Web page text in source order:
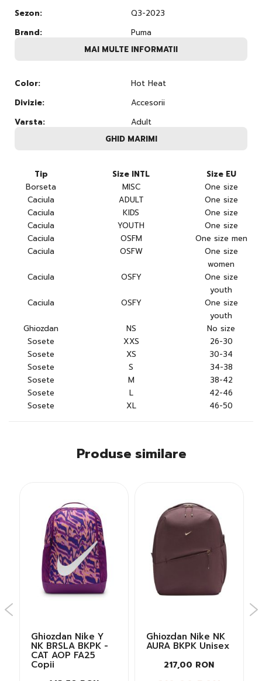
Sezon:
Q3-2023
Brand:
Puma
MAI MULTE INFORMATII
Color:
Hot Heat
Divizie:
Accesorii
Varsta:
Adult
GHID MARIMI
Tip Size INTL
Size EU
Borseta
MISC
One size
Caciula
ADULT
One size
Caciula
KIDS
One size
Caciula
YOUTH
One size
Caciula
OSFM
One size men
Caciula
OSFW
One size
women
Caciula
OSFY
One size
youth
Caciula
OSFY
One size
youth
Ghiozdan
NS
No size
Sosete
XXS
26-30
Sosete
XS
30-34
Sosete
S
34-38
Sosete
M
38-42
Sosete
L
42-46
Sosete
XL 46-50
Produse similare
Ghiozdan Nike Y
NK BRSLA BKPK -
CAT AOP FA25
Copii
Ghiozdan Nike NK
AURA BKPK Unisex
217,00 RON